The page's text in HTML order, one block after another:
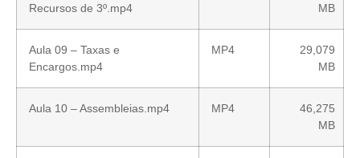
Recursos de 3º.mp4
MB
Aula 09 – Taxas e
Encargos.mp4
MP4
29,079
MB
Aula 10 – Assembleias.mp4 MP4
46,275
MB